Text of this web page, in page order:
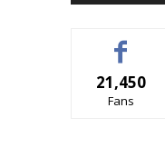
21,450
Fans